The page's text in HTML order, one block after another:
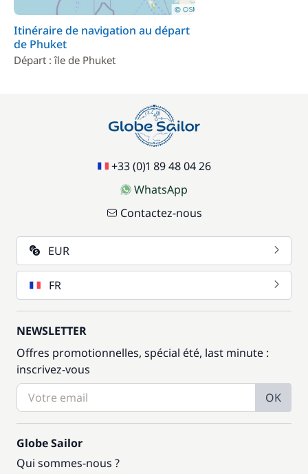
Itinéraire de navigation au départ
de Phuket
Départ : île de Phuket
+33 (0)1 89 48 04 26
WhatsApp
Contactez-nous
EUR
FR
NEWSLETTER
Offres promotionnelles, spécial été, last minute :
inscrivez-vous
OK
Globe Sailor
Qui sommes-nous ?